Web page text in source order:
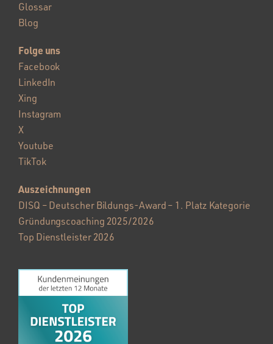
Glossar
Blog
Folge uns
Facebook
LinkedIn
Xing
Instagram
X
Youtube
TikTok
Auszeichnungen
DISQ – Deutscher Bildungs-Award – 1. Platz Kategorie
Gründungscoaching 2025/2026
Top Dienstleister 2026